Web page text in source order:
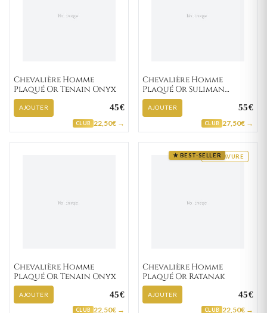
Chevalière Homme
Plaqué Or Tenain Onyx
AJOUTER 45€
CLUB 22,50€ →
Chevalière Homme
Plaqué Or Suliman
Zirconium
AJOUTER 55€
CLUB 27,50€ →
Chevalière Homme
Plaqué Or Tenain Onyx
AJOUTER 45€
CLUB 22,50€ →
GRAVURE
★ BEST-SELLER
Chevalière Homme
Plaqué Or Ratanak
AJOUTER 45€
CLUB 22,50€ →